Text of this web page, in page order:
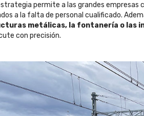
permite a las grandes empresas
a la falta de personal cualificado.
metálicas, la fontanería o las
con precisión.